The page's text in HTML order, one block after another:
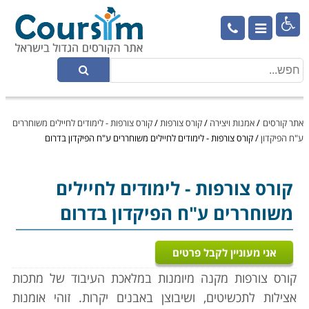

אתר קורסים /אמנות ויצירה /קורס צורפות/קורס צורפות - לימודים לחיילים משוחררים
ע"ח הפיקדון/קורס צורפות - לימודים לחיילים משוחררים ע"ח הפיקדון בדרום
קורס צורפות- לימודים לחיילים
משוחררים ע"ח הפיקדון בדרום
אני מעוניין לקבל פרטים
קורס צורפות מקנה מיומנות במלאכת העיבוד של מתכות
אצילות לתכשיטים, ושיבוצן באבנים יקרות. זוהי אומנות